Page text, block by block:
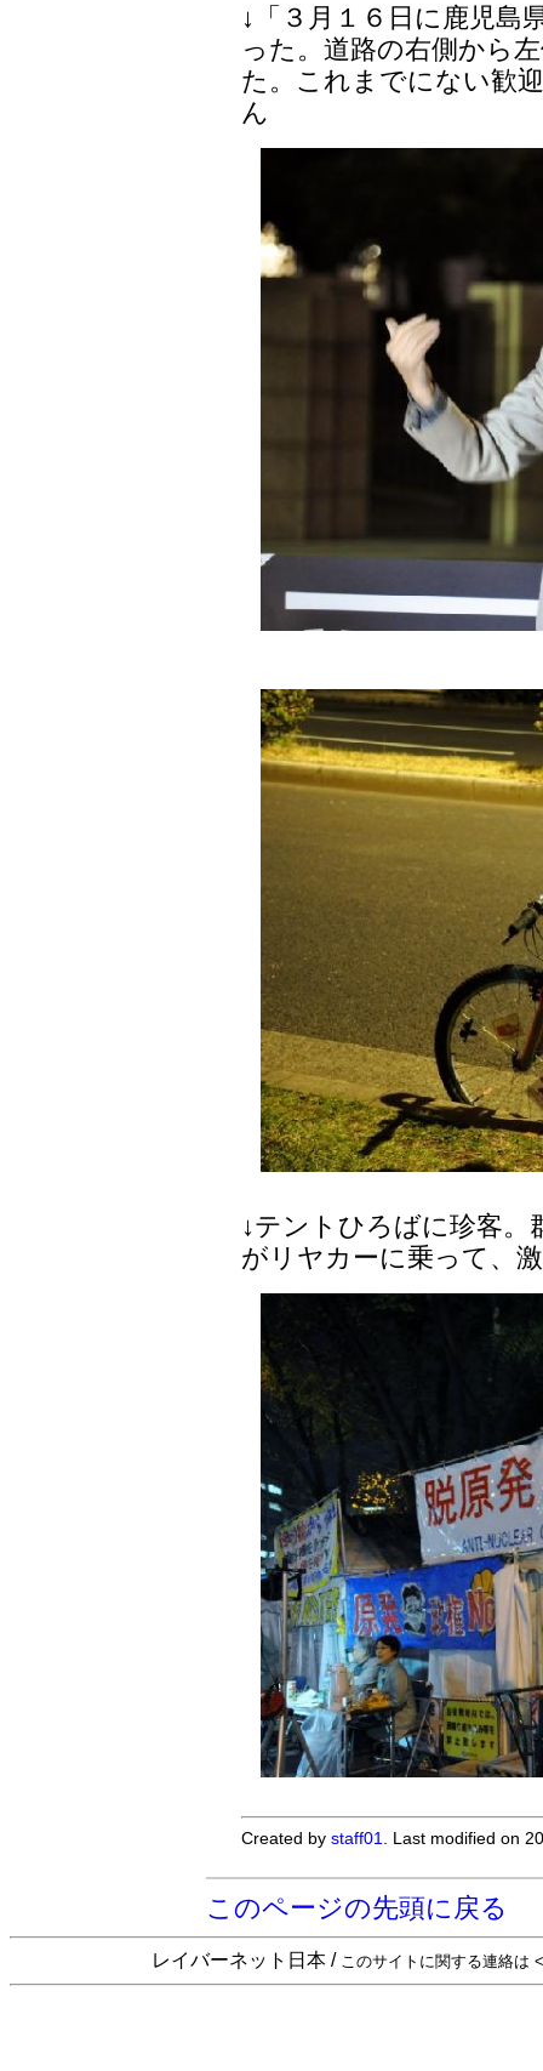
↓「３月１６日に鹿児島
った。道路の右側から
た。これまでにない歓
ん
↓テントひろばに珍客
がリヤカーに乗って、
Created bystaff01 . Last modified on
このページの先頭に戻る
レイバーネット日本 / このサイトに関する連絡は